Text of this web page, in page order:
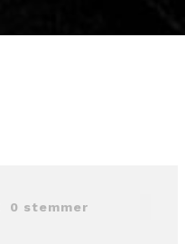
0 stemmer